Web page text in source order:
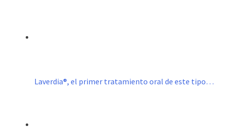
Laverdia®, el primer tratamiento oral de este tipo…